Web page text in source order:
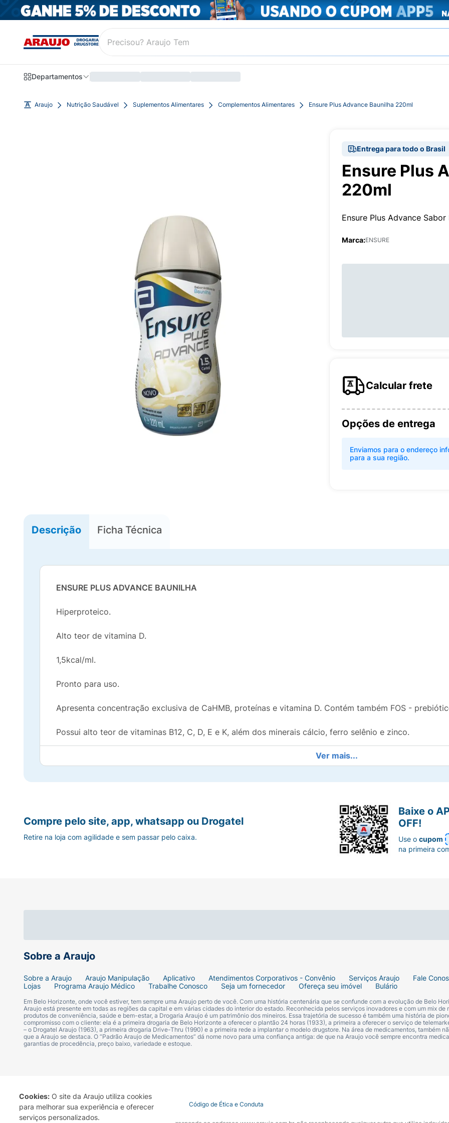
Cookies: O site da Araujo utiliza cookies
para melhorar sua experiência e oferecer
serviços personalizados.
Departamentos
Araujo Nutrição Saudável Suplementos Alimentares Complementos Alimentares Ensure Plus Advance Baunilha 220ml
Entrega para todo o Brasil
Ensure Plus
220ml
Ensure Plus Advance
Marca:ENSURE
Calcular frete
Opções de entrega
Enviamos para o endereço
para a sua região.
Descrição Ficha Técnica
ENSURE PLUS ADVANCE BAUNILHA
Hiperproteico.
Alto teor de vitamina D.
1,5kcal/ml.
Pronto para uso.
Apresenta concentração exclusiva de CaHMB, proteínas e vitamina D. Contém também FOS -
Possui alto teor de vitaminas B12, C, D, E e K, além dos minerais cálcio, ferro selênio e zinco.
Usar somente sob orientação médica ou de nutricionista.
Não utilizar para uso intravenoso.
Este produto é uma fonte de nutrição suplementar para ser usada sob supervisão médica. Não se
ALÉRGICOS: CONTÉM DERIVADOS DE LEITE E DE SOJA.
Ver mais...
Sobre a Araujo
Sobre a Araujo Araujo Manipulação Aplicativo Atendimentos Corporativos - Convênio Serviços Araujo
Fale
Lojas
Programa Araujo Médico Trabalhe Conosco Seja um fornecedor Ofereça seu imóvel Bulário
Em Belo Horizonte, onde você estiver, tem sempre uma Araujo perto de você. Com uma história centenária que se confunde com a evolução de Belo
Araujo está presente em todas as regiões da capital e em várias cidades do interior do estado. Reconhecida pelos serviços inovadores e com um mix de
produtos de conveniência, saúde e bem-estar, a Drogaria Araujo é um patrimônio dos mineiros. Essa trajetória de sucesso é também uma história de
compromisso com o cliente: ela é a primeira drogaria de Belo Horizonte a oferecer o plantão 24 horas (1933), a primeira a oferecer o serviço de
– o Drogatel Araujo (1963), a primeira drogaria Drive-Thru (1990) e a primeira rede a implantar o modelo drugstore. Na área de medicamentos, também
que a Araujo se destaca. O “Padrão Araujo de Medicamentos” dá nome novo para uma confiança antiga: de que na Araujo você sempre encontra
garantias de procedência, preço baixo, variedade e estoque.
Compre pelo site, app, whatsapp ou Drogatel
Retire na loja com agilidade e sem passar pelo caixa.
Baixe o
OFF!
Use ocupom
na primeira
Termo de Uso Portal da Privacidade Covid-19 Código de Ética e Conduta